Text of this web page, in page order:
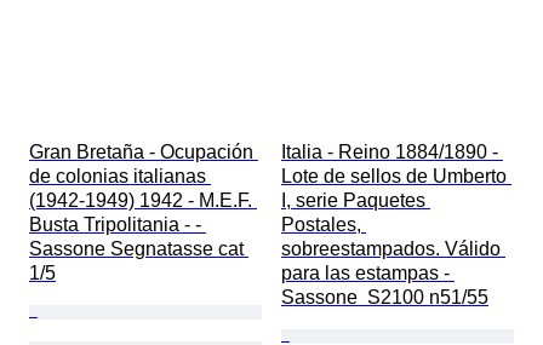
Gran Bretaña - Ocupación
de colonias italianas
(1942-1949) 1942 - M.E.F.
Busta Tripolitania - -
Sassone Segnatasse cat
1/5
Italia - Reino 1884/1890 -
Lote de sellos de Umberto
I, serie Paquetes
Postales,
sobreestampados. Válido
para las estampas -
Sassone  S2100 n51/55